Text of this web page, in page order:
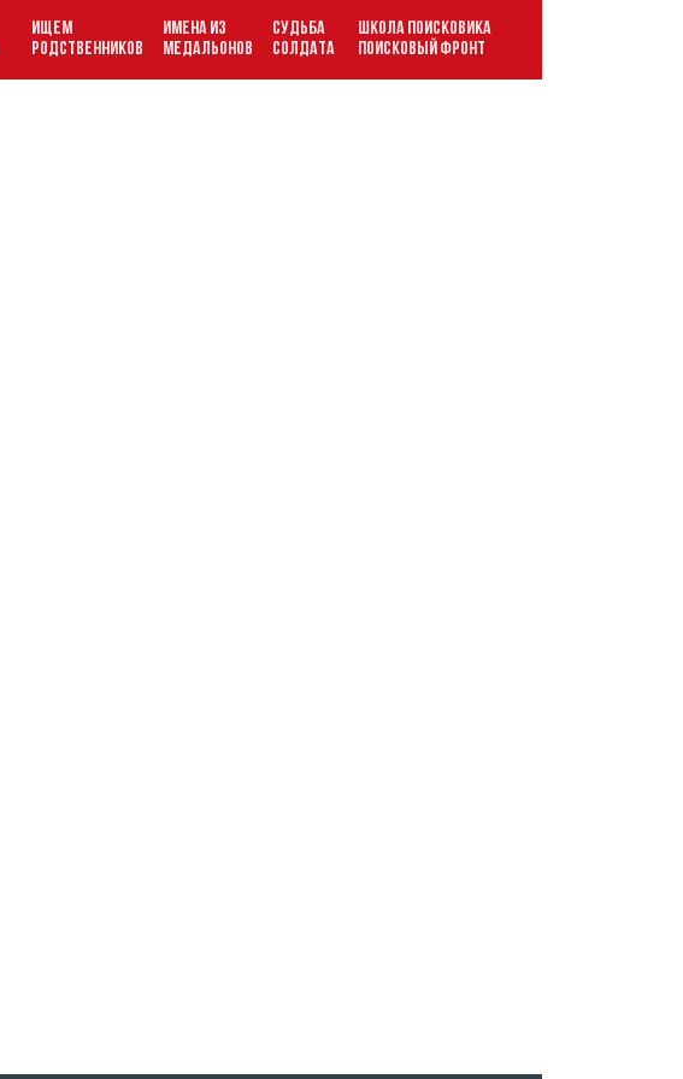
ИЩЕМ
РОДСТВЕННИКОВ
ИМЕНА ИЗ
МЕДАЛЬОНОВ
СУДЬБА
СОЛДАТА
ШКОЛА ПОИСКОВИКА
ПОИСКОВЫЙ ФРОНТ